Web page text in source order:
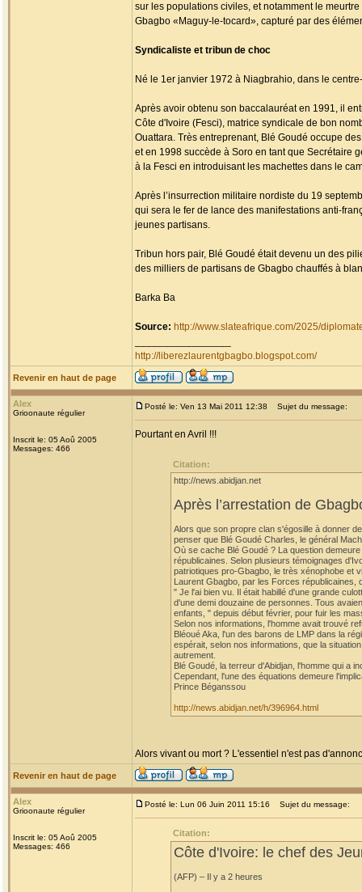
sur les populations civiles, et notamment le
Gbagbo «Maguy-le-tocard», capturé par des
Syndicaliste et tribun de choc
Né le 1er janvier 1972 à Niagbrahio, dans le
Après avoir obtenu son baccalauréat en 1991, il
Côte d'Ivoire (Fesci), matrice syndicale de bon
Ouattara. Très entreprenant, Blé Goudé occupe
et en 1998 succède à Soro en tant que Secrétaire
à la Fesci en introduisant les machettes dans le
Après l’insurrection militaire nordiste du 19
qui sera le fer de lance des manifestations anti-
jeunes partisans.
Tribun hors pair, Blé Goudé était devenu un des
des milliers de partisans de Gbagbo chauffés à
Barka Ba
Source: http://www.slateafrique.com/2025/
http://liberezlaurentgbagbo.blogspot.com/
Revenir en haut de page
Alex
Grioonaute régulier
Inscrit le: 05 Aoû 2005
Messages: 466
Posté le: Ven 13 Mai 2011 12:38 Sujet du message:
Pourtant en Avril !!!
Citation:
http://news.abidjan.net
Après l’arrestation de
Alors que son propre clan s'égosille à donner
penser que Blé Goudé Charles, le général
Où se cache Blé Goudé ? La question
républicaines. Selon plusieurs témoignages
patriotiques pro-Gbagbo, le très xénophobe et
Laurent Gbagbo, par les Forces républicaines,
" Je l'ai bien vu. Il était habillé d'une grande
d'une demi douzaine de personnes. Tous
enfants, " depuis début février, pour fuir les
Selon nos informations, l'homme avait trouvé
Bléoué Aka, l'un des barons de LMP dans la
espérait, selon nos informations, que la
autrement.
Blé Goudé, la terreur d'Abidjan, l'homme qui a
Cependant, l'une des équations demeure
Prince Béganssou
http://news.abidjan.net/h/396964.html
Alors vivant ou mort ? L'essentiel n'est pas
Revenir en haut de page
Alex
Grioonaute régulier
Inscrit le: 05 Aoû 2005
Messages: 466
Posté le: Lun 06 Juin 2011 15:16 Sujet du message:
Citation:
Côte d'Ivoire: le chef des
(AFP) – Il y a 2 heures